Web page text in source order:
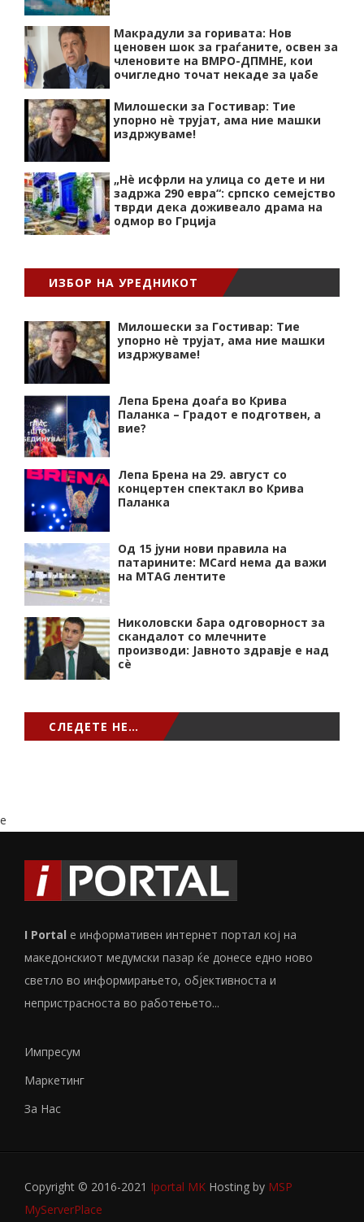
Макрадули за горивата: Нов
ценовен шок за граѓаните, освен за
членовите на ВМРО-ДПМНЕ, кои
очигледно точат некаде за џабе
Милошески за Гостивар: Тие
упорно нѐ трујат, ама ние машки
издржуваме!
„Нѐ исфрли на улица со дете и ни
задржа 290 евра“: српско семејство
тврди дека доживеало драма на
одмор во Грција
ИЗБОР НА УРЕДНИКОТ
Милошески за Гостивар: Тие
упорно нѐ трујат, ама ние машки
издржуваме!
Лепа Брена доаѓа во Крива
Паланка – Градот е подготвен, а
вие?
Лепа Брена на 29. август со
концертен спектакл во Крива
Паланка
Од 15 јуни нови правила на
патарините: MCard нема да важи
на MTAG лентите
Николовски бара одговорност за
скандалот со млечните
производи: Јавното здравје е над
сѐ
СЛЕДЕТЕ НЕ…
e
I Portal е информативен интернет портал кој на
македонскиот медумски пазар ќе донесе едно ново
светло во информирањето, објективноста и
непристрасноста во работењето...
Импресум
Маркетинг
За Нас
Copyright © 2016-2021 Iportal MK Hosting by MSP
MyServerPlace